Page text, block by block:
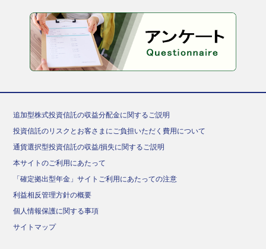
追加型株式投資信託の収益分配金に関するご説明
投資信託のリスクとお客さまにご負担いただく費用について
通貨選択型投資信託の収益/損失に関するご説明
本サイトのご利用にあたって
「確定拠出型年金」サイトご利用にあたっての注意
利益相反管理方針の概要
個人情報保護に関する事項
サイトマップ